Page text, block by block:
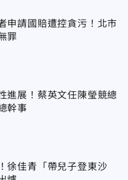
申請國賠遭控貪污！北市
罪
進展！蔡英文任陳瑩競總
幹事
徐佳青「帶兒子登東沙